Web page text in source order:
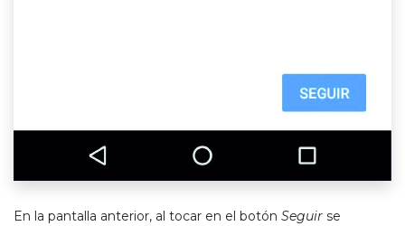
En la pantalla anterior, al tocar en el botón Seguir se